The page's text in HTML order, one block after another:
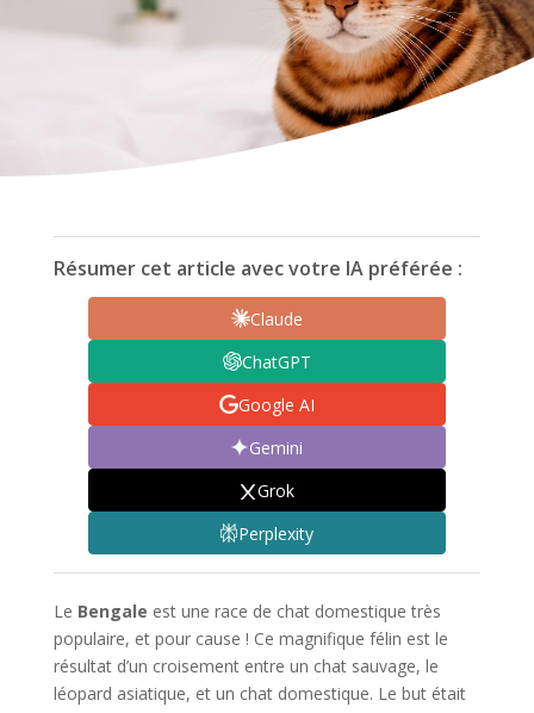
Résumer cet article avec votre IA préférée :
Claude
ChatGPT
Google AI
Gemini
Grok
Perplexity
Le Bengale est une race de chat domestique très
populaire, et pour cause ! Ce magnifique félin est le
résultat d’un croisement entre un chat sauvage, le
léopard asiatique, et un chat domestique. Le but était